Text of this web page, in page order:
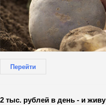
Перейти
2 тыс. рублей в день - и